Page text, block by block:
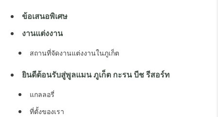
ข้อเสนอพิเศษ
งานแต่งงาน
สถานที่จัดงานแต่งงานในภูเก็ต
ยินดีต้อนรับสู่พูลแมน ภูเก็ต กะรน บีช รีสอร์ท
แกลลอรี่
ที่ตั้งของเรา